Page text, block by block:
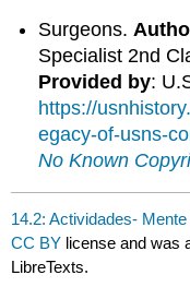
Surgeons.
Specialist 2nd
Provided by:
https://
egacy-of-usns-
No Known
14.2: Actividades-
CC BY license and was
LibreTexts.